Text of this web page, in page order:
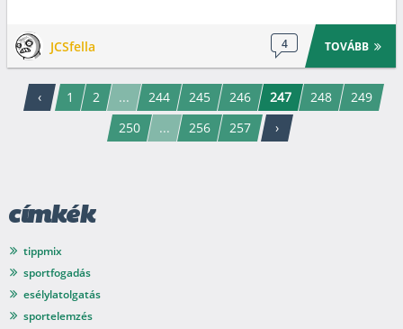
JCSfella 4 TOVÁBB
‹ 1 2 ... 244 245 246 247 248
249
250
... 256 257 ›
címkék
tippmix
sportfogadás
esélylatolgatás
sportelemzés